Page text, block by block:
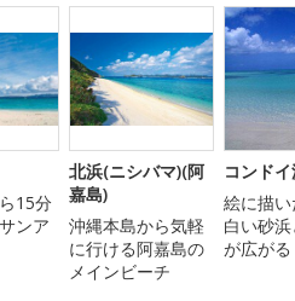
15分
ンア
北浜(ニシバマ)(阿
嘉島)
沖縄本島から気軽
に行ける阿嘉島の
メインビーチ
コンド
絵に描
白い砂
が広がる